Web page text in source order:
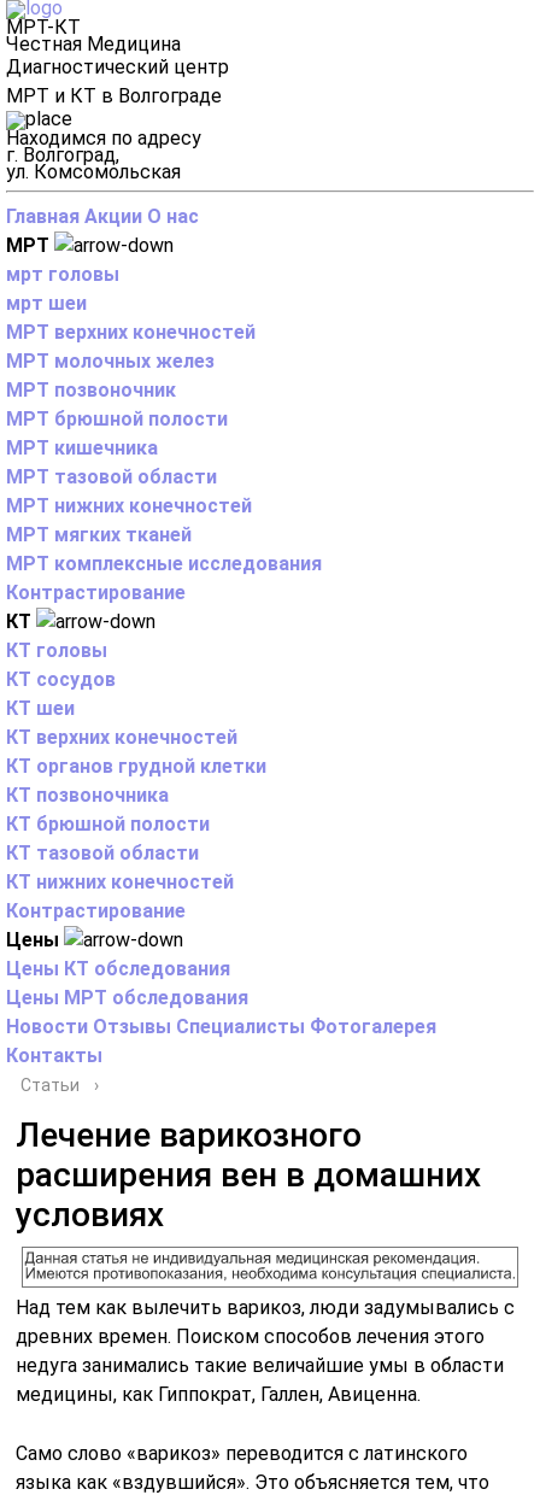
МРТ-КТ
Честная Медицина
Диагностический центр
МРТ и КТ в Волгограде
Находимся по адресу
г. Волгоград,
ул. Комсомольская
Главная Акции О нас
МРТ
мрт головы
мрт шеи
МРТ верхних конечностей
МРТ молочных желез
МРТ позвоночник
МРТ брюшной полости
МРТ кишечника
МРТ тазовой области
МРТ нижних конечностей
МРТ мягких тканей
МРТ комплексные исследования
Контрастирование
КТ
КТ головы
КТ сосудов
КТ шеи
КТ верхних конечностей
КТ органов грудной клетки
КТ позвоночника
КТ брюшной полости
КТ тазовой области
КТ нижних конечностей
Контрастирование
Цены
Цены КТ обследования
Цены МРТ обследования
Новости Отзывы Специалисты Фотогалерея
Контакты
Статьи ›
Лечение варикозного
расширения вен в домашних
условиях
Над тем как вылечить варикоз, люди задумывались с
древних времен. Поиском способов лечения этого
недуга занимались такие величайшие умы в области
медицины, как Гиппократ, Галлен, Авиценна.
Само слово «варикоз» переводится с латинского
языка как «вздувшийся». Это объясняется тем, что